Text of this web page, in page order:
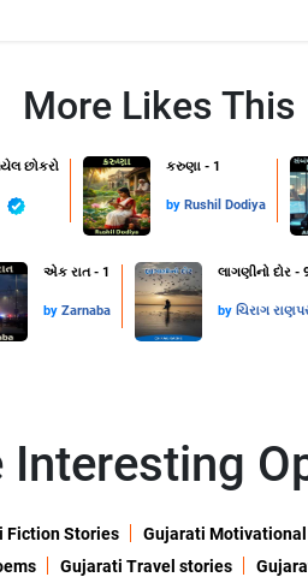
More Likes This
છોકરો કરુણા - 1
by Rushil Dodiya
એક રાત - 1
by Zarnaba
લાગણીનો દોર -
by ચિરાગ
Interesting
Fiction Stories Gujarati
Gujarati Travel stories